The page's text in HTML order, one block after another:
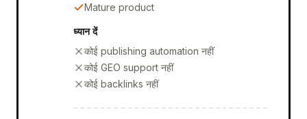
Mature product
ध्यान दें
कोई publishing automation नहीं
कोई GEO support नहीं
कोई backlinks नहीं